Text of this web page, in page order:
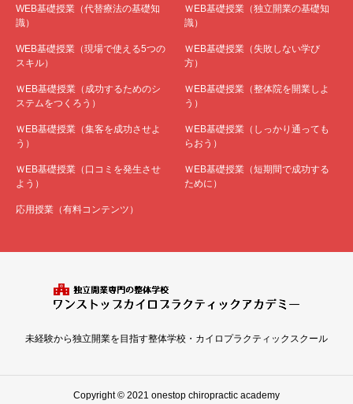
WEB基礎授業（代替療法の基礎知
識）
ＷEB基礎授業（独立開業の基礎知
識）
WEB基礎授業（現場で使える5つの
スキル）
ＷEB基礎授業（失敗しない学び
方）
ＷEB基礎授業（成功するためのシ
ステムをつくろう）
ＷEB基礎授業（整体院を開業しよ
う）
ＷEB基礎授業（集客を成功させよ
う）
ＷEB基礎授業（しっかり通っても
らおう）
ＷEB基礎授業（口コミを発生させ
よう）
ＷEB基礎授業（短期間で成功する
ために）
応用授業（有料コンテンツ）
未経験から独立開業を目指す整体学校・カイロプラクティックスクール
Copyright © 2021 onestop chiropractic academy